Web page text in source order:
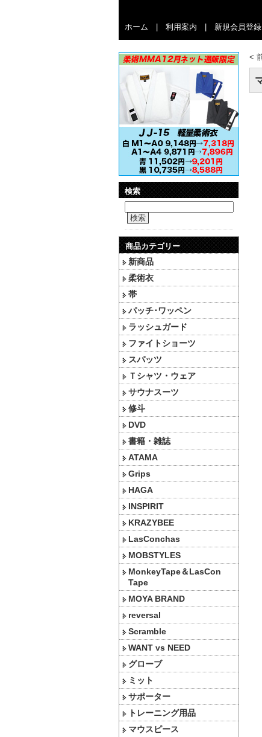
ホーム 利用案内 新規会員登録
検索
検索
商品カテゴリー
新商品
柔術衣
帯
パッチ･ワッペン
ラッシュガード
ファイトショーツ
スパッツ
Ｔシャツ・ウェア
サウナスーツ
修斗
DVD
書籍・雑誌
ATAMA
Grips
HAGA
INSPIRIT
KRAZYBEE
LasConchas
MOBSTYLES
MonkeyTape＆LasCon
Tape
MOYA BRAND
reversal
Scramble
WANT vs NEED
グローブ
ミット
サポーター
トレーニング用品
マウスピース
<